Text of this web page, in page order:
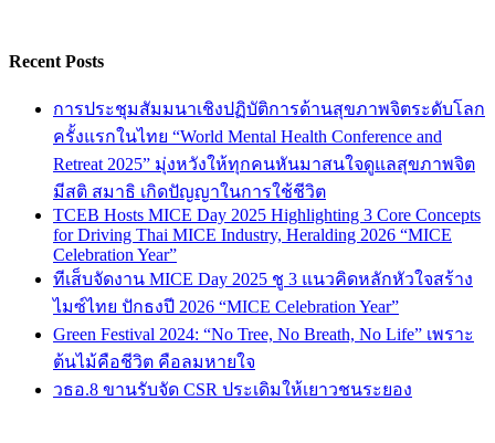
Recent Posts
การประชุมสัมมนาเชิงปฏิบัติการด้านสุขภาพจิตระดับโลก
ครั้งแรกในไทย “World Mental Health Conference and
Retreat 2025” มุ่งหวังให้ทุกคนหันมาสนใจดูแลสุขภาพจิต
มีสติ สมาธิ เกิดปัญญาในการใช้ชีวิต
TCEB Hosts MICE Day 2025 Highlighting 3 Core Concepts
for Driving Thai MICE Industry, Heralding 2026 “MICE
Celebration Year”
ทีเส็บจัดงาน MICE Day 2025 ชู 3 แนวคิดหลักหัวใจสร้าง
ไมซ์ไทย ปักธงปี 2026 “MICE Celebration Year”
Green Festival 2024: “No Tree, No Breath, No Life” เพราะ
ต้นไม้คือชีวิต คือลมหายใจ
วธอ.8 ขานรับจัด CSR ประเดิมให้เยาวชนระยอง